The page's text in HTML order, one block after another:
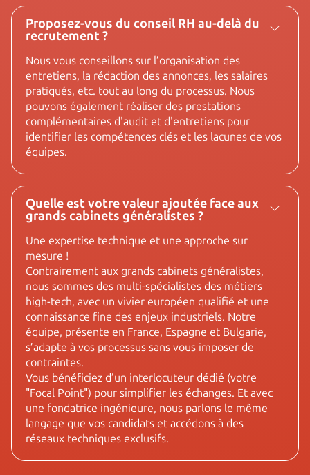
Proposez-vous du conseil RH au-delà du
recrutement ?
Nous vous conseillons sur l’organisation des
entretiens, la rédaction des annonces, les salaires
pratiqués, etc. tout au long du processus. Nous
pouvons également réaliser des prestations
complémentaires d'audit et d'entretiens pour
identifier les compétences clés et les lacunes de vos
équipes.
Quelle est votre valeur ajoutée face aux
grands cabinets généralistes ?
Une expertise technique et une approche sur
mesure !
Contrairement aux grands cabinets généralistes,
nous sommes des multi-spécialistes des métiers
high-tech, avec un vivier européen qualifié et une
connaissance fine des enjeux industriels. Notre
équipe, présente en France, Espagne et Bulgarie,
s’adapte à vos processus sans vous imposer de
contraintes.
Vous bénéficiez d’un interlocuteur dédié (votre
"Focal Point") pour simplifier les échanges. Et avec
une fondatrice ingénieure, nous parlons le même
langage que vos candidats et accédons à des
réseaux techniques exclusifs.